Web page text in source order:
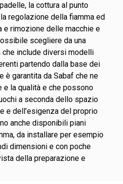
la cottura al punto
regolazione della fiamma ed
rimozione delle macchie e
scegliere da una
che include diversi modelli
partendo dalla base dei
è garantita da Sabaf che ne
e la qualità e che possono
a seconda dello spazio
e dell’esigenza del proprio
anche disponibili piani
da installare per esempio
dimensioni e con poche
della preparazione e